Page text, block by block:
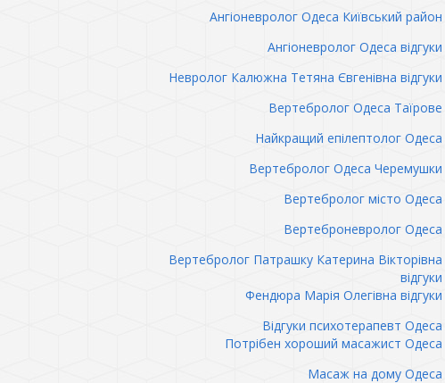
Ангіоневролог Одеса Київський район
Ангіоневролог Одеса відгуки
Невролог Калюжна Тетяна Євгенівна відгуки
Вертебролог Одеса Таїрове
Найкращий епілептолог Одеса
Вертебролог Одеса Черемушки
Вертебролог місто Одеса
Вертеброневролог Одеса
Вертебролог Патрашку Катерина Вікторівна
відгуки
Фендюра Марія Олегівна відгуки
Відгуки психотерапевт Одеса
Потрібен хороший масажист Одеса
Масаж на дому Одеса